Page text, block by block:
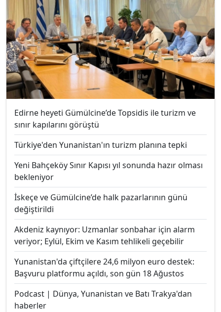
Edirne heyeti Gümülcine’de Topsidis ile turizm ve
sınır kapılarını görüştü
Türkiye'den Yunanistan'ın turizm planına tepki
Yeni Bahçeköy Sınır Kapısı yıl sonunda hazır olması
bekleniyor
İskeçe ve Gümülcine’de halk pazarlarının günü
değiştirildi
Akdeniz kaynıyor: Uzmanlar sonbahar için alarm
veriyor; Eylül, Ekim ve Kasım tehlikeli geçebilir
Yunanistan'da çiftçilere 24,6 milyon euro destek:
Başvuru platformu açıldı, son gün 18 Ağustos
Podcast | Dünya, Yunanistan ve Batı Trakya'dan
haberler